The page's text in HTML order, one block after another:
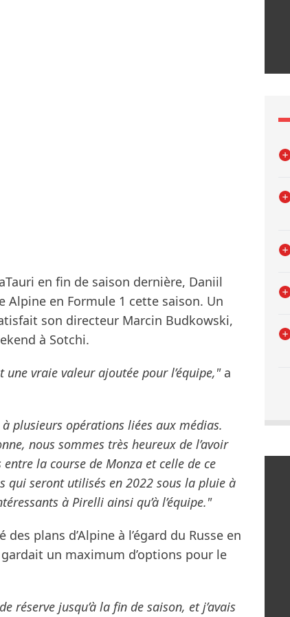
en fin de saison dernière, Daniil
Alpine en Formule 1 cette saison. Un
son directeur Marcin Budkowski,
à Sotchi.
une vraie valeur ajoutée pour l’équipe,"a
plusieurs opérations liées aux médias.
nous sommes très heureux de l’avoir
la course de Monza et celle de ce
qui seront utilisés en 2022 sous la pluie à
à Pirelli ainsi qu’à l’équipe."
plans d’Alpine à l’égard du Russe en
un maximum d’options pour le
réserve jusqu’à la fin de saison, et j’avais